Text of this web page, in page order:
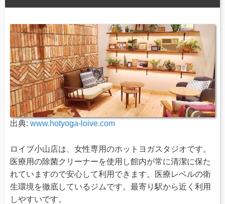
出典: www.hotyoga-loive.com
ロイブ小山店は、女性専用のホットヨガスタジオです。
医療用の除菌クリーナーを使用し館内が常に清潔に保た
れていますので安心して利用できます。医療レベルの衛
生環境を徹底しているジムです。最寄り駅から近く利用
しやすいです。